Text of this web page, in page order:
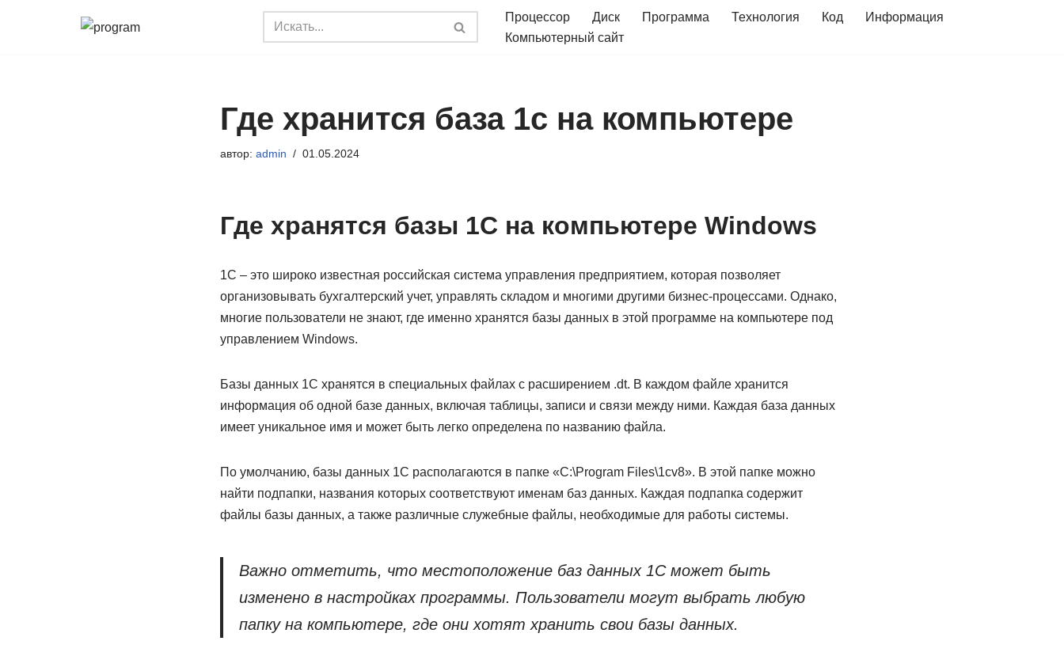
Процессор Диск Программа Технология Код
Информация
Компьютерный сайт
Где хранится база 1с на компьютере
автор: admin 01.05.2024
Где хранятся базы 1С на компьютере Windows
1С – это широко известная российская система управления предприятием, которая позволяет
организовывать бухгалтерский учет, управлять складом и многими другими бизнес-процессами. Однако,
многие пользователи не знают, где именно хранятся базы данных в этой программе на компьютере под
управлением Windows.
Базы данных 1С хранятся в специальных файлах с расширением .dt. В каждом файле хранится
информация об одной базе данных, включая таблицы, записи и связи между ними. Каждая база данных
имеет уникальное имя и может быть легко определена по названию файла.
По умолчанию, базы данных 1С располагаются в папке «C:\Program Files\1cv8». В этой папке можно
найти подпапки, названия которых соответствуют именам баз данных. Каждая подпапка содержит
файлы базы данных, а также различные служебные файлы, необходимые для работы системы.
Важно отметить, что местоположение баз данных 1С может быть
изменено в настройках программы. Пользователи могут выбрать любую
папку на компьютере, где они хотят хранить свои базы данных.